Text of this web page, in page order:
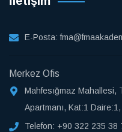
E-Posta:
Merkez Ofis
Mahfesığmaz Mahallesi,
Apartmanı, Kat:1
Telefon: +90 322 235 38